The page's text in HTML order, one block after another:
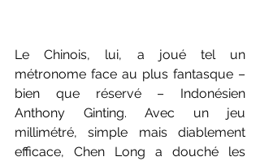
Le Chinois, lui, a joué tel un
métronome face au plus fantasque –
bien que réservé – Indonésien
Anthony Ginting. Avec un jeu
millimétré, simple mais diablement
efficace, Chen Long a douché les